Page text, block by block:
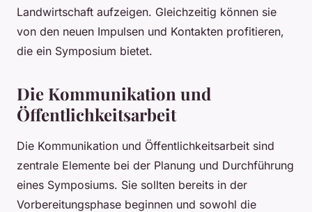
Landwirtschaft aufzeigen. Gleichzeitig können sie
von den neuen Impulsen und Kontakten profitieren,
die ein Symposium bietet.
Die Kommunikation und
Öffentlichkeitsarbeit
Die Kommunikation und Öffentlichkeitsarbeit sind
zentrale Elemente bei der Planung und Durchführung
eines Symposiums. Sie sollten bereits in der
Vorbereitungsphase beginnen und sowohl die